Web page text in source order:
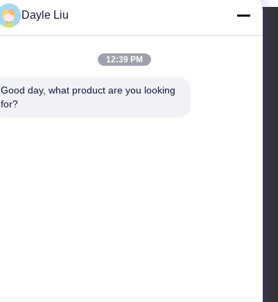
住所
Dayle Liu
12:39 PM
Good day, what product are you looking
for?